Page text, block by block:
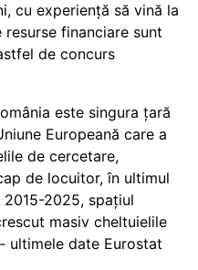
cu experiență să vină la
financiare sunt
de concurs
este singura țară
Europeană care a
de cercetare,
de locuitor, în ultimul
2015-2025, spațiul
masiv cheltuielile
ultimele date Eurostat